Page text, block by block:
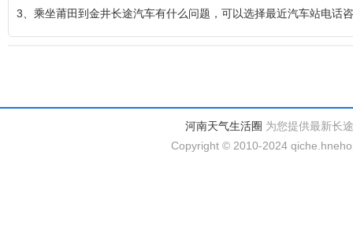
3、乘坐莆田到金井长途汽车有什么问题，可以选择最近汽车站电话
河南天气生活圈 为您提供最新长
Copyright © 2010-2024